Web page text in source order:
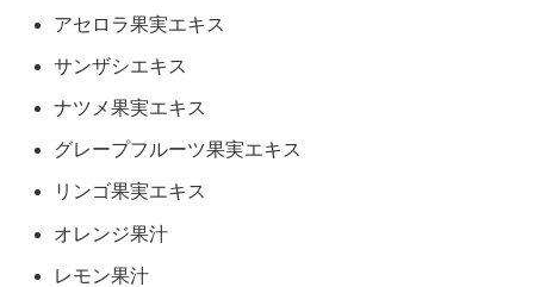
アセロラ果実エキス
サンザシエキス
ナツメ果実エキス
グレープフルーツ果実エキス
リンゴ果実エキス
オレンジ果汁
レモン果汁